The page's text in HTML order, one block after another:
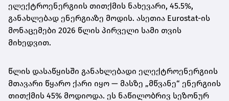
ელექტროენერგიის თითქმის ნახევარი, 45.5%,
განახლებად ენერგიაზე მოდის. ასეთია Eurostat-ის
მონაცემები 2026 წლის პირველი სამი თვის
მიხედვით.
წლის დასაწყისში განახლებადი ელექტროენერგიის
მთავარი წყარო ქარი იყო — მასზე „მწვანე“ ენერგიის
თითქმის 45% მოდიოდა. ეს ნაწილობრივ სეზონურ